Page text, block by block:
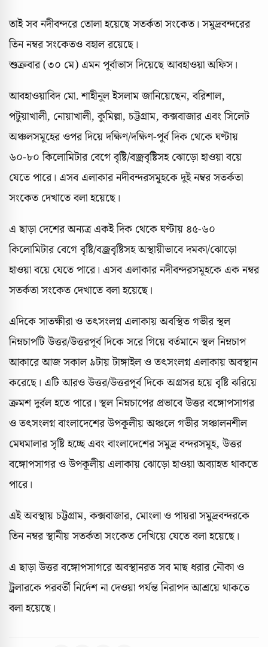
তাই সব নদীবন্দরে তোলা হয়েছে সতর্কতা সংকেত। সমুদ্রবন্দরের
তিন নম্বর সংকেতও বহাল রয়েছে।
শুক্রবার (৩০ মে) এমন পূর্বাভাস দিয়েছে আবহাওয়া অফিস।
আবহাওয়াবিদ মো. শাহীনুল ইসলাম জানিয়েছেন, বরিশাল,
পটুয়াখালী, নোয়াখালী, কুমিল্লা, চট্টগ্রাম, কক্সবাজার এবং সিলেট
অঞ্চলসমূহের ওপর দিয়ে দক্ষিণ/দক্ষিণ-পূর্ব দিক থেকে ঘণ্টায়
৬০-৮০ কিলোমিটার বেগে বৃষ্টি/বজ্রবৃষ্টিসহ ঝোড়ো হাওয়া বয়ে
যেতে পারে। এসব এলাকার নদীবন্দরসমূহকে দুই নম্বর সতর্কতা
সংকেত দেখাতে বলা হয়েছে।
এ ছাড়া দেশের অন্যত্র একই দিক থেকে ঘণ্টায় ৪৫-৬০
কিলোমিটার বেগে বৃষ্টি/বজ্রবৃষ্টিসহ অস্থায়ীভাবে দমকা/ঝোড়ো
হাওয়া বয়ে যেতে পারে। এসব এলাকার নদীবন্দরসমূহকে এক নম্বর
সতর্কতা সংকেত দেখাতে বলা হয়েছে।
এদিকে সাতক্ষীরা ও তৎসংলগ্ন এলাকায় অবস্থিত গভীর স্থল
নিম্নচাপটি উত্তর/উত্তরপূর্ব দিকে সরে গিয়ে বর্তমানে স্থল নিম্নচাপ
আকারে আজ সকাল ৯টায় টাঙ্গাইল ও তৎসংলগ্ন এলাকায় অবস্থান
করেছে। এটি আরও উত্তর/উত্তরপূর্ব দিকে অগ্রসর হয়ে বৃষ্টি ঝরিয়ে
ক্রমশ দুর্বল হতে পারে। স্থল নিম্নচাপের প্রভাবে উত্তর বঙ্গোপসাগর
ও তৎসংলগ্ন বাংলাদেশের উপকূলীয় অঞ্চলে গভীর সঞ্চালনশীল
মেঘমালার সৃষ্টি হচ্ছে এবং বাংলাদেশের সমুদ্র বন্দরসমূহ, উত্তর
বঙ্গোপসাগর ও উপকূলীয় এলাকায় ঝোড়ো হাওয়া অব্যাহত থাকতে
পারে।
এই অবস্থায় চট্টগ্রাম, কক্সবাজার, মোংলা ও পায়রা সমুদ্রবন্দরকে
তিন নম্বর স্থানীয় সতর্কতা সংকেত দেখিয়ে যেতে বলা হয়েছে।
এ ছাড়া উত্তর বঙ্গোপসাগরে অবস্থানরত সব মাছ ধরার নৌকা ও
ট্রলারকে পরবর্তী নির্দেশ না দেওয়া পর্যন্ত নিরাপদ আশ্রয়ে থাকতে
বলা হয়েছে।